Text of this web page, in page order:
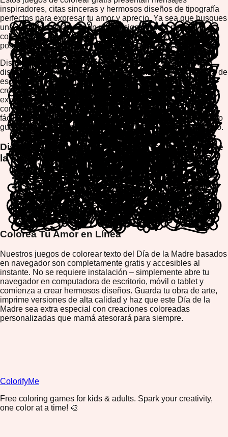
inspiradores, citas sinceras y hermosos diseños de tipografía
perfectos para expresar tu amor y aprecio. Ya sea que busques
una actividad creativa o un regalo significativo, nuestra
colección de colorear texto del Día de la Madre ofrece
posibilidades artísticas infinitas sin requerir descargas.
Disfruta de nuestra experiencia de colorear compatible con
dispositivos móviles en cualquier dispositivo – computadora de
escritorio, tablet o smartphone. Nuestras herramientas
creativas intuitivas te permiten personalizar colores,
experimentar con diferentes paletas y dar vida a mensajes
conmovedores. Además, puedes imprimir o descargar
fácilmente tus diseños terminados para compartir con mamá o
guardar como un recuerdo duradero de tu creatividad y afecto.
Diseños Populares de Colorear Texto del Día de
la Madre
Diseños de texto Te amo Mamá
Letras Feliz Día de la Madre
Citas inspiradoras para madres
Texto floral con mensajes
Páginas para colorear con nombres personalizados
Colorea Tu Amor en Línea
Nuestros juegos de colorear texto del Día de la Madre basados
en navegador son completamente gratis y accesibles al
instante. No se requiere instalación – simplemente abre tu
navegador en computadora de escritorio, móvil o tablet y
comienza a crear hermosos diseños. Guarda tu obra de arte,
imprime versiones de alta calidad y haz que este Día de la
Madre sea extra especial con creaciones coloreadas
personalizadas que mamá atesorará para siempre.
ColorifyMe
Free coloring games for kids & adults. Spark your creativity,
one color at a time! 🎨